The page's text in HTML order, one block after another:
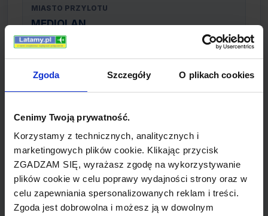
Zgoda Szczegóły O plikach cookies
Cenimy Twoją prywatność.
Korzystamy z technicznych, analitycznych i
marketingowych plików cookie. Klikając przycisk
ZGADZAM SIĘ, wyrażasz zgodę na wykorzystywanie
plików cookie w celu poprawy wydajności strony oraz w
celu zapewniania spersonalizowanych reklam i treści.
Zgoda jest dobrowolna i możesz ją w dowolnym
MIASTO PRZYLOTU
MEDIOLAN
TYP POŁĄCZENIA
bezpośrednie
REZERWACJA
online lub telefoniczna
PŁATNOŚĆ
przelew, gotówka, karta